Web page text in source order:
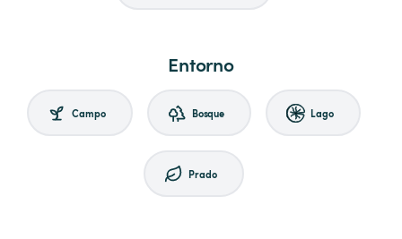
Entorno
Campo Bosque Lago
Prado